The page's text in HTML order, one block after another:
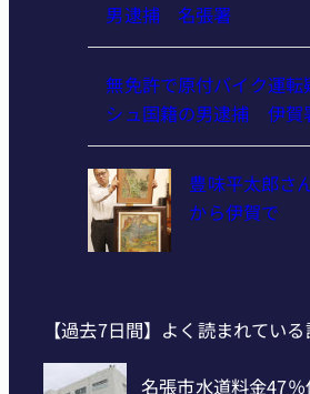
男逮捕 名張署
無免許で原付バイク運
シュ国籍の男逮捕 伊賀
豊味平太郎さ
から伊賀で
【過去7日間】よく読まれてい